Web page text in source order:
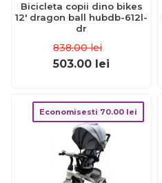
Bicicleta copii dino bikes
12' dragon ball hubdb-612l-
dr
838.00 lei
503.00 lei
Economisesti 70.00 lei